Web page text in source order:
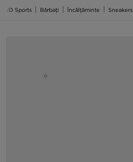
JD Sports Bărbați Încălțăminte Sneakers